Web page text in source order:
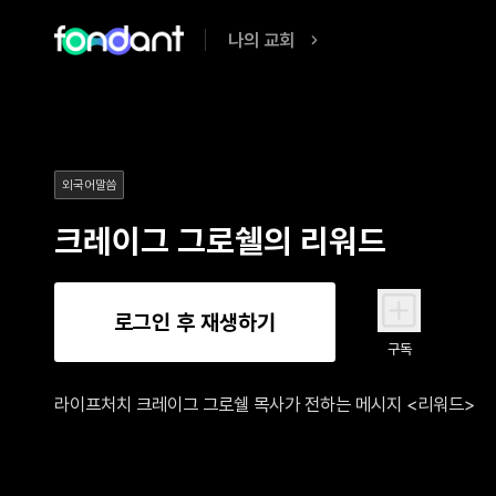
나의 교회
외국어말씀
크레이그 그로쉘의 리워드
로그인 후 재생하기
구독
라이프처치 크레이그 그로쉘 목사가 전하는 메시지 <리워드>